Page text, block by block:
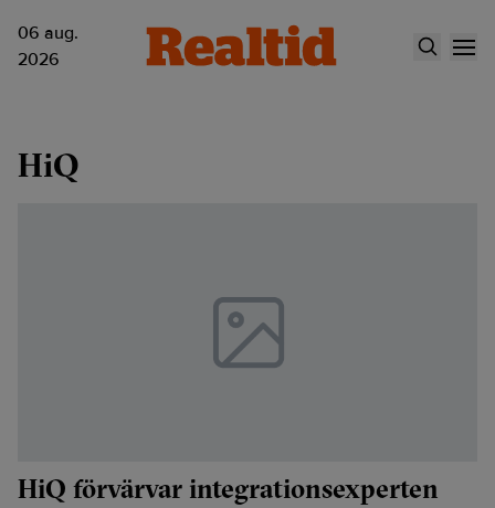
06 aug.
2026
HiQ
HiQ förvärvar integrationsexperten